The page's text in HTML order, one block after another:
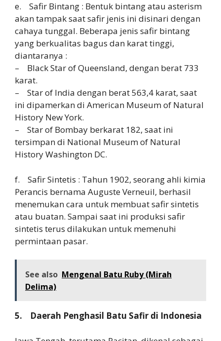
e. Safir Bintang : Bentuk bintang atau asterism
akan tampak saat safir jenis ini disinari dengan
cahaya tunggal. Beberapa jenis safir bintang
yang berkualitas bagus dan karat tinggi,
diantaranya :
– Black Star of Queensland, dengan berat 733
karat.
– Star of India dengan berat 563,4 karat, saat
ini dipamerkan di American Museum of Natural
History New York.
– Star of Bombay berkarat 182, saat ini
tersimpan di National Museum of Natural
History Washington DC.
f. Safir Sintetis : Tahun 1902, seorang ahli kimia
Perancis bernama Auguste Verneuil, berhasil
menemukan cara untuk membuat safir sintetis
atau buatan. Sampai saat ini produksi safir
sintetis terus dilakukan untuk memenuhi
permintaan pasar.
See also Mengenal Batu Ruby (Mirah
Delima)
5. Daerah Penghasil Batu Safir di Indonesia